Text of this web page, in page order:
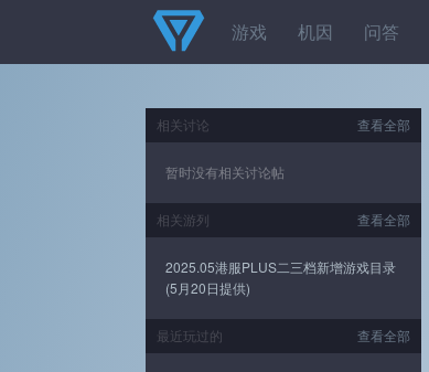
游戏 机因 问答
查看全部
相关讨论
暂时没有相关讨论帖
查看全部
相关游列
2025.05港服PLUS二三档新增游戏目录
(5月20日提供)
查看全部
最近玩过的